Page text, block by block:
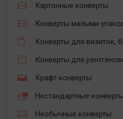
Картонные конверты
Конверты малыми
Конверты для визиток,
Конверты для
Крафт конверты
Нестандартные
Необычные конверты